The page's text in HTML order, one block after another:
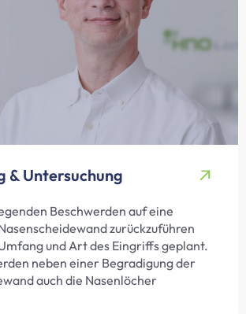
& Untersuchung
Beschwerden auf eine
zurückzuführen
und Art des Eingriffs geplant.
neben einer Begradigung der
auch die Nasenlöcher